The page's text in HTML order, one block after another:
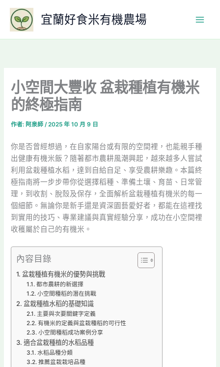
要
宜蘭好食米有機農場
小空間大豐收 盆栽種植有機米
的終極指南
作者: 阿泉師/2025 年 10 月 9 日
你是否曾經想過，在自家陽台或有限的空間裡，也能親手種
出健康有機米飯？隨著都市農耕風潮興起，越來越多人嘗試
利用盆栽種植水稻，達到自給自足、享受農耕樂趣。本篇終
極指南將一步步帶你從選擇稻種、準備土壤、育苗、日常管
理，到收割、脫殼及保存，全面解析盆栽種植有機米的每一
個細節。無論你是新手還是資深園藝愛好者，都能在這裡找
到實用的技巧、專業建議與真實經驗分享，成功在小空間裡
收穫屬於自己的有機米。
內容目錄
盆栽種植有機米的優勢與挑戰
都市農耕的新選擇
小空間種稻的潛在挑戰
盆栽種植水稻的基礎知識
主要與次要關鍵字定義
有機米的定義與盆栽種稻的可行性
小空間種稻成功案例分享
適合盆栽種植的水稻品種
水稻品種分類
推薦盆栽栽培品種